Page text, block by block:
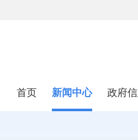
首页 新闻中心 政府